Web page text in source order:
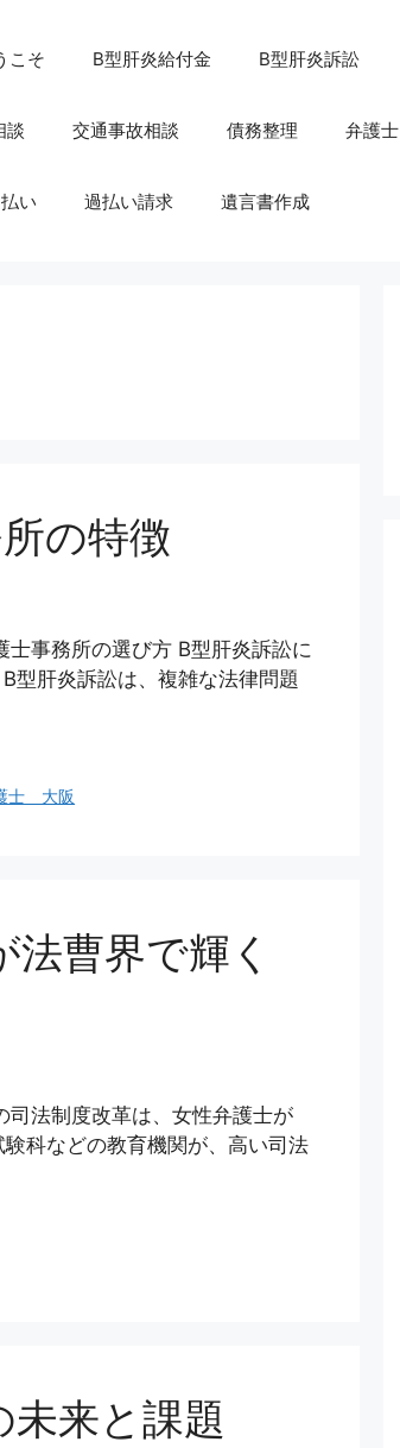
こそ B型肝炎給付金 B型肝炎訴訟
談 交通事故相談 債務整理 弁護士
い 過払い請求 遺言書作成
の特徴
事務所の選び方 B型肝炎訴訟に
型肝炎訴訟は、複雑な法律問題
士 大阪
曹界で輝く
法制度改革は、女性弁護士が
科などの教育機関が、高い司法
未来と課題